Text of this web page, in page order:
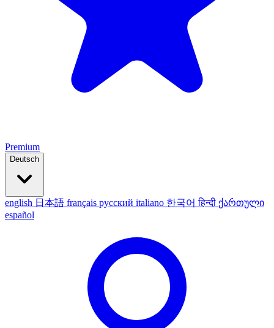
Premium
Deutsch
english 日本語 français русский italiano 한국어हिन्दी ქართული
español